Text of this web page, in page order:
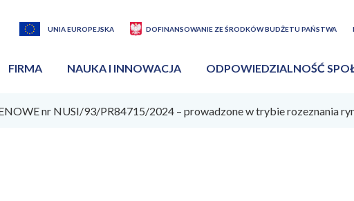
UNIA EUROPEJSKA DOFINANSOWANIE ZE ŚRODKÓW BUDŻETU PAŃSTWA
FIRMA NAUKA I INNOWACJA ODPOWIEDZIALNOŚĆ
nr NUSI/93/PR84715/2024 – prowadzone w trybie rozeznania